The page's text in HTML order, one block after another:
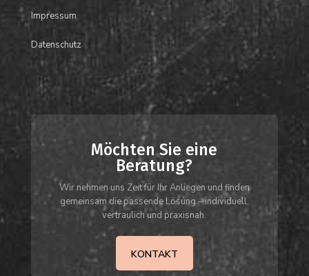
Impressum
Datenschutz
Möchten Sie eine
Beratung?
Wir nehmen uns Zeit für Ihr Anliegen und finden
gemeinsam die passende Lösung – individuell,
vertraulich und praxisnah.
KONTAKT